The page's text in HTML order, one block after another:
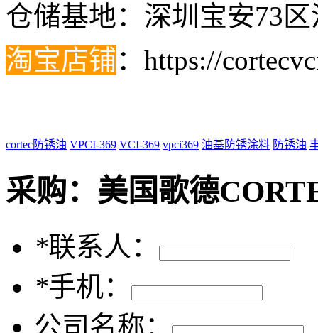
仓储基地：深圳宝安73
淘宝店铺： https://
cortec防锈油 VPCI-369 VCI-369 vpci369 油基防锈涂料 防锈油
采购： 美国歌德
*联系人：
*手机：
公司名称：